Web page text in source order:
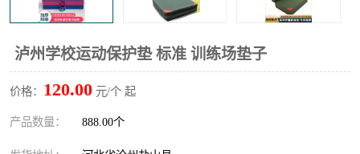
泸州学校运动保护垫 标准 训练场垫子
价格： 120.00 元/个 起
产品数量： 888.00个